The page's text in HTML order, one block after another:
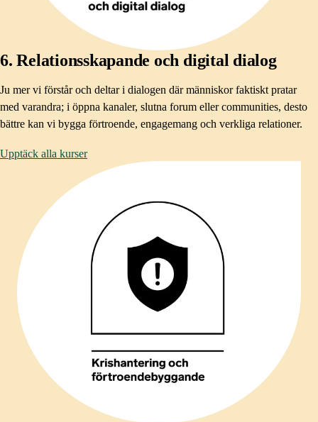
6. Relationsskapande och digital dialog
Ju mer vi förstår och deltar i dialogen där människor faktiskt pratar
med varandra; i öppna kanaler, slutna forum eller communities, desto
bättre kan vi bygga förtroende, engagemang och verkliga relationer. ​
Upptäck alla kurser